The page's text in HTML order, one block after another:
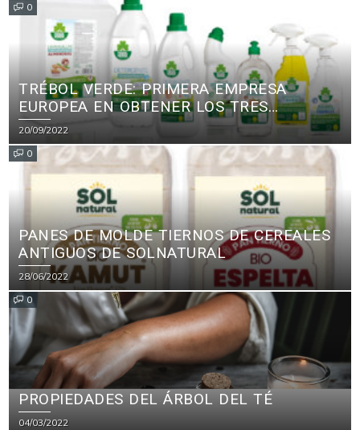
0
TRÉBOL VERDE: PRIMERA EMPRESA
EUROPEA EN OBTENER LOS TRES
PRINCIPALES CERTIFICADOS ECOLÓGICOS
PARA PRODUCTOS DE LIMPIEZA
20/09/2022
0
PANES DE MOLDE TIERNOS DE CEREALES
ANTIGUOS DE SOLNATURAL
28/06/2022
0
PROPIEDADES DEL ÁRBOL DEL TÉ
04/03/2022